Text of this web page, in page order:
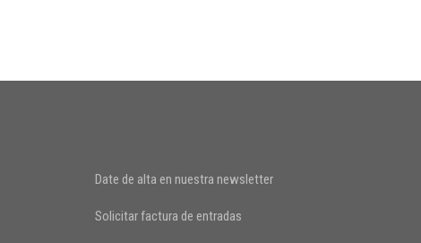
Date de alta en nuestra newsletter
Solicitar factura de entradas